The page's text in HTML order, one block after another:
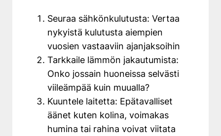
Seuraa sähkönkulutusta: Vertaa
nykyistä kulutusta aiempien
vuosien vastaaviin ajanjaksoihin
Tarkkaile lämmön jakautumista:
Onko jossain huoneissa selvästi
viileämpää kuin muualla?
Kuuntele laitetta: Epätavalliset
äänet kuten kolina, voimakas
humina tai rahina voivat viitata